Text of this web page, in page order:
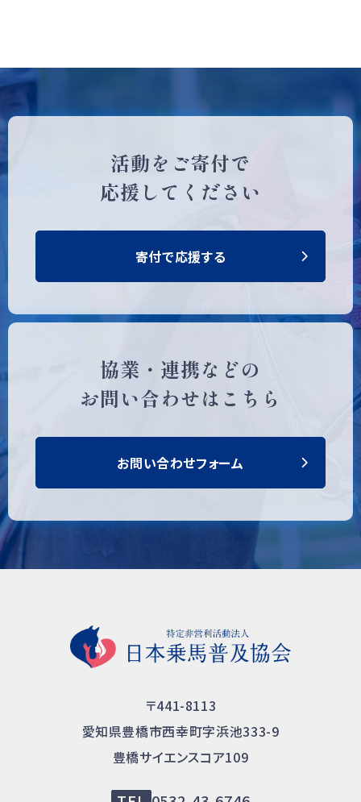
活動をご寄付で
応援してください
寄付で応援する
協業・連携などの
お問い合わせはこちら
お問い合わせフォーム
〒441-8113
愛知県豊橋市西幸町字浜池333-9
豊橋サイエンスコア109